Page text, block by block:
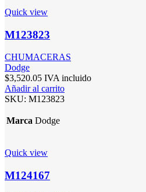
Quick view
M123823
CHUMACERAS
Dodge
$3,520.05 IVA incluido
Añadir al carrito
SKU: M123823
Marca Dodge
Quick view
M124167